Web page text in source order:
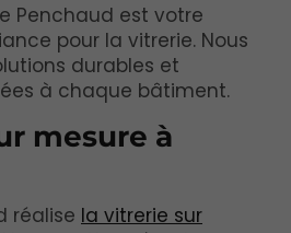
Penchaud est votre
pour la vitrerie. Nous
durables et
à chaque bâtiment.
mesure à
réalise la vitrerie sur